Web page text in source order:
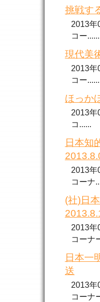
挑戦す
2013年
コー......
現代美
2013年
コー......
ほっか
2013年
コ......
日本知
2013年
コーナ
(社)日
2013年
コーナ
日本
送
2013年
コーナ